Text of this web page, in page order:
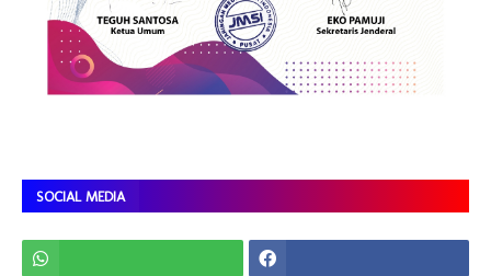
SOCIAL MEDIA